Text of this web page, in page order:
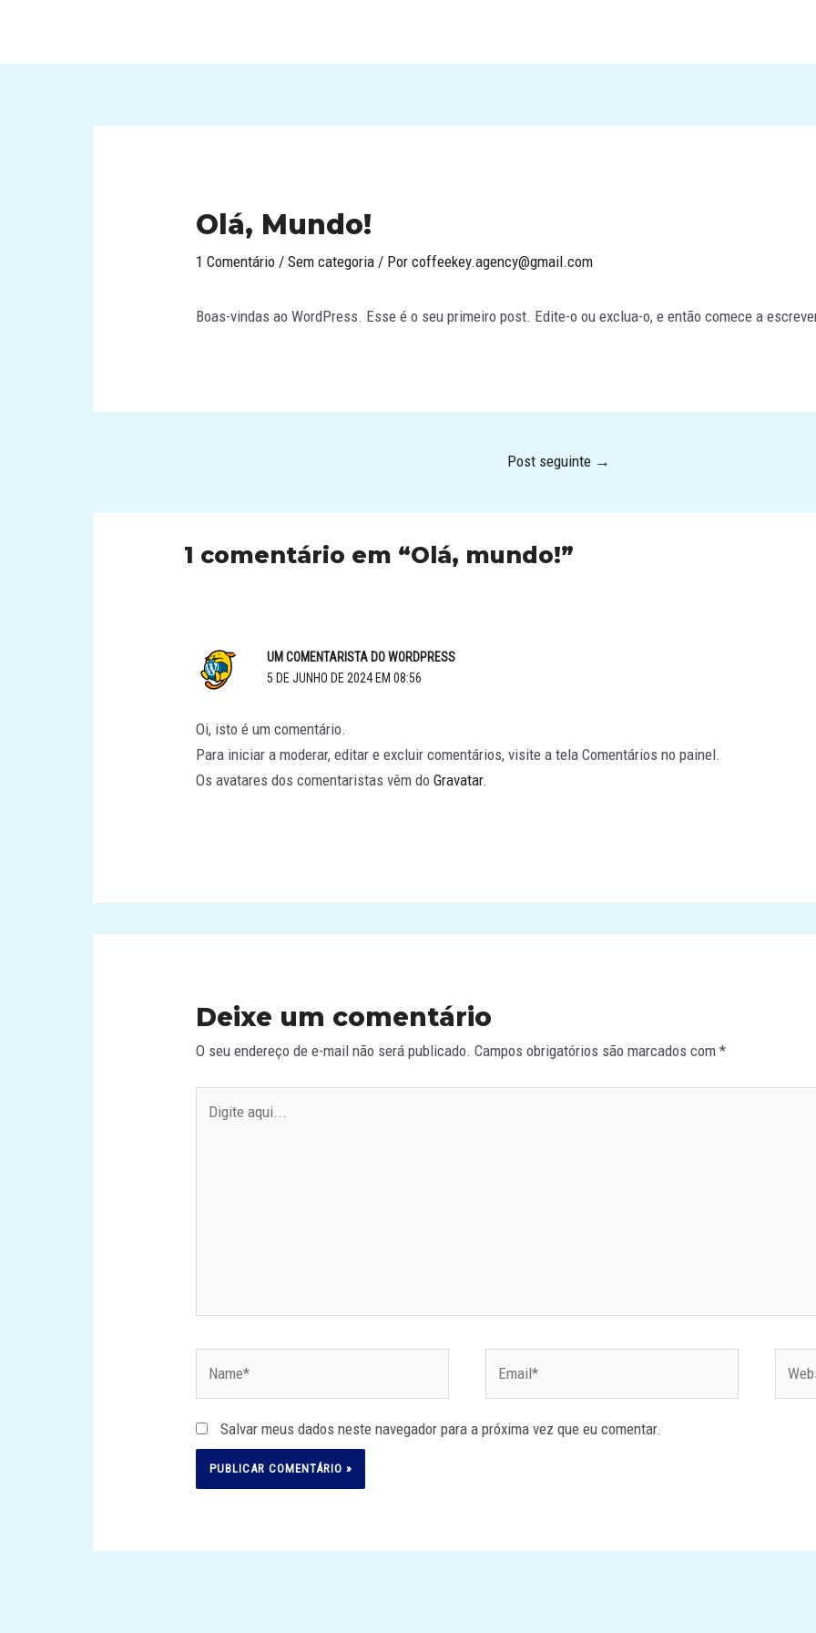
o
Olá, Mundo!
1 Comentário /Sem categoria / Porcoffeekey.agency@gmail.com
Boas-vindas ao WordPress. Esse é o seu primeiro post. Edite-o ou exclua-o, e então comece a
Post seguinte →
1 comentário em “Olá, mundo!”
UM COMENTARISTA DO WORDPRESS
5 DE JUNHO DE 2024 EM 08:56
Oi, isto é um comentário.
Para iniciar a moderar, editar e excluir comentários, visite a tela Comentários no painel.
Os avatares dos comentaristas vêm doGravatar.
Deixe um comentário
O seu endereço de e-mail não será publicado. Campos obrigatórios são marcados com*
aqui...
Salvar meus dados neste navegador para a próxima vez que eu comentar.